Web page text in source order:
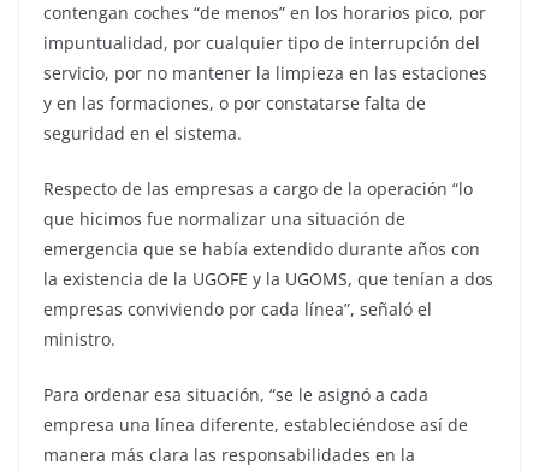
contengan coches “de menos” en los horarios pico, por
impuntualidad, por cualquier tipo de interrupción del
servicio, por no mantener la limpieza en las estaciones
y en las formaciones, o por constatarse falta de
seguridad en el sistema.
Respecto de las empresas a cargo de la operación “lo
que hicimos fue normalizar una situación de
emergencia que se había extendido durante años con
la existencia de la UGOFE y la UGOMS, que tenían a dos
empresas conviviendo por cada línea”, señaló el
ministro.
Para ordenar esa situación, “se le asignó a cada
empresa una línea diferente, estableciéndose así de
manera más clara las responsabilidades en la